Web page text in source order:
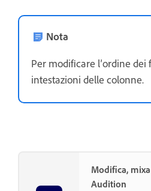
Nota
Per modificare l’ordine dei
intestazioni delle colonne.
Modifica,
Audition